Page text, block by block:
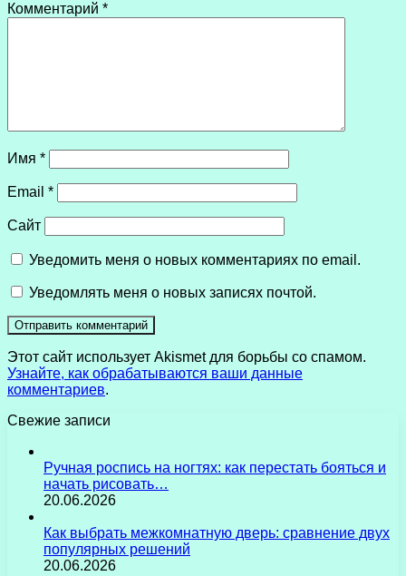
Комментарий *
Имя *
Email *
Сайт
Уведомить меня о новых комментариях по email.
Уведомлять меня о новых записях почтой.
Этот сайт использует Akismet для борьбы со спамом.
Узнайте, как обрабатываются ваши данные
комментариев.
Свежие записи
Ручная роспись на ногтях: как перестать бояться и
начать рисовать…
20.06.2026
Как выбрать межкомнатную дверь: сравнение двух
популярных решений
20.06.2026